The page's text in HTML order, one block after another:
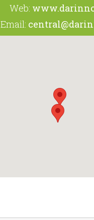
Web:
Email: